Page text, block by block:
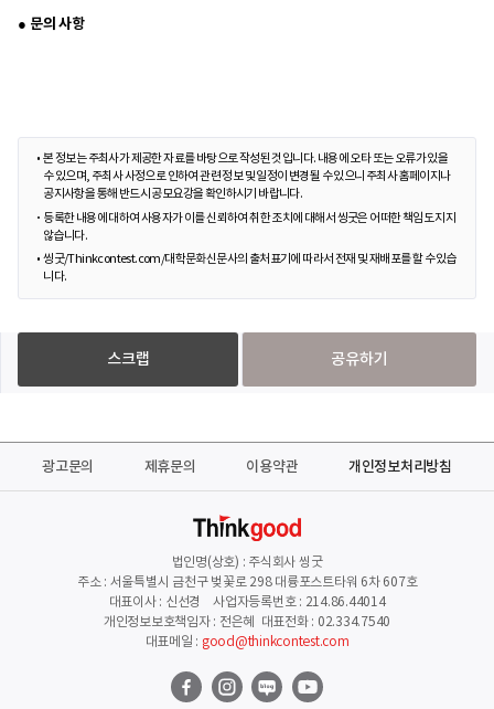
● 문의 사항
본 정보는 주최사가 제공한 자료를 바탕으로 작성된 것입니다. 내용에 오타 또는 오류가 있을
수 있으며, 주최사 사정으로 인하여 관련 정보 및 일정이 변경될 수 있으니 주최사 홈페이지나
공지사항을 통해 반드시 공모요강을 확인하시기 바랍니다.
등록한 내용에 대하여 사용자가 이를 신뢰하여 취한 조치에 대해서 씽굿은 어떠한 책임도 지지
않습니다.
씽굿/Thinkcontest.com/대학문화신문사의 출처표기에 따라서 전재 및 재배포를 할 수 있습
니다.
스크랩 공유하기
광고문의 제휴문의 이용약관 개인정보처리방침
법인명(상호) : 주식회사 씽굿
주소 : 서울특별시 금천구 벚꽃로 298 대륭포스트타워 6차 607호
대표이사 : 신선경 사업자등록번호 : 214.86.44014
개인정보보호책임자 : 전은혜 대표전화 : 02.334.7540
대표메일 : good@thinkcontest.com